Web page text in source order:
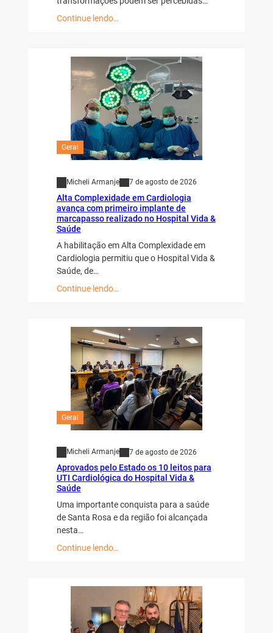
Continue lendo…
Geral
Micheli Armanje 7 de agosto de 2026
Alta Complexidade em Cardiologia
avança com primeiro implante de
marcapasso realizado no Hospital Vida &
Saúde
A habilitação em Alta Complexidade em
Cardiologia permitiu que o Hospital Vida &
Saúde, de…
Continue lendo…
Geral
Micheli Armanje 7 de agosto de 2026
Aprovados pelo Estado os 10 leitos para
UTI Cardiológica do Hospital Vida &
Saúde
Uma importante conquista para a saúde
de Santa Rosa e da região foi alcançada
nesta…
Continue lendo…